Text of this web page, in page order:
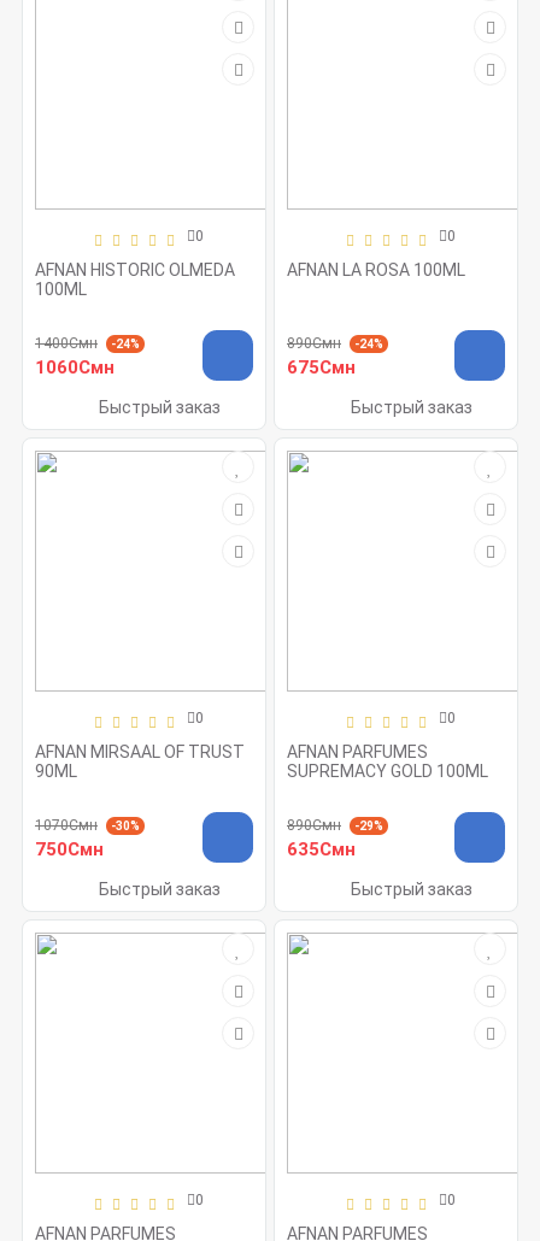
0
AFNAN HISTORIC OLMEDA
100ML
1400Смн -24%
1060Смн
Быстрый заказ
0
AFNAN LA ROSA 100ML
890Смн -24%
675Смн
Быстрый заказ
0
AFNAN MIRSAAL OF TRUST
90ML
1070Смн -30%
750Смн
Быстрый заказ
0
AFNAN PARFUMES
SUPREMACY GOLD 100ML
890Смн -29%
635Смн
Быстрый заказ
0
AFNAN PARFUMES
0
AFNAN PARFUMES